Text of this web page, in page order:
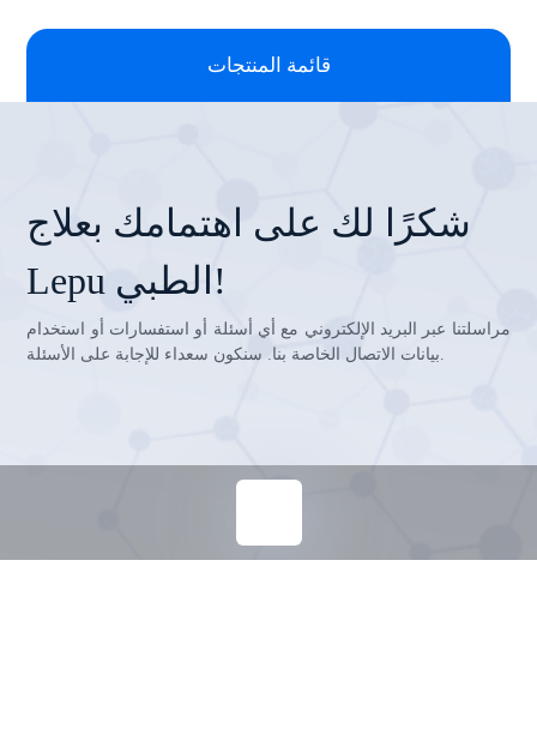
قائمة المنتجات
شكرًا لك على اهتمامك بعلاج
Lepu الطبي!
مراسلتنا عبر البريد الإلكتروني مع أي أسئلة أو استفسارات أو استخدام
بيانات الاتصال الخاصة بنا. سنكون سعداء للإجابة على الأسئلة.